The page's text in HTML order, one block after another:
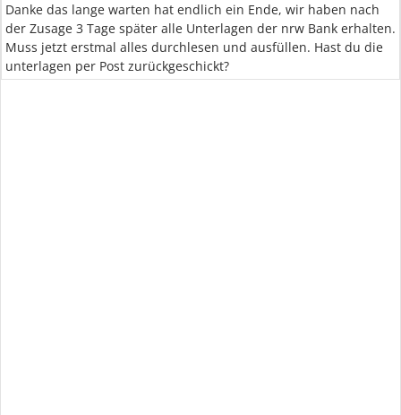
Danke das lange warten hat endlich ein Ende, wir haben nach
der Zusage 3 Tage später alle Unterlagen der nrw Bank erhalten.
Muss jetzt erstmal alles durchlesen und ausfüllen. Hast du die
unterlagen per Post zurückgeschickt?